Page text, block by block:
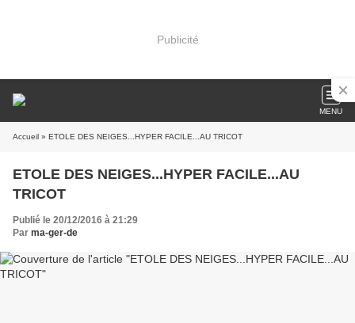
Publicité
MENU
Accueil » ETOLE DES NEIGES...HYPER FACILE...AU TRICOT
ETOLE DES NEIGES...HYPER FACILE...AU
TRICOT
Publié le 20/12/2016 à 21:29
Par ma-ger-de